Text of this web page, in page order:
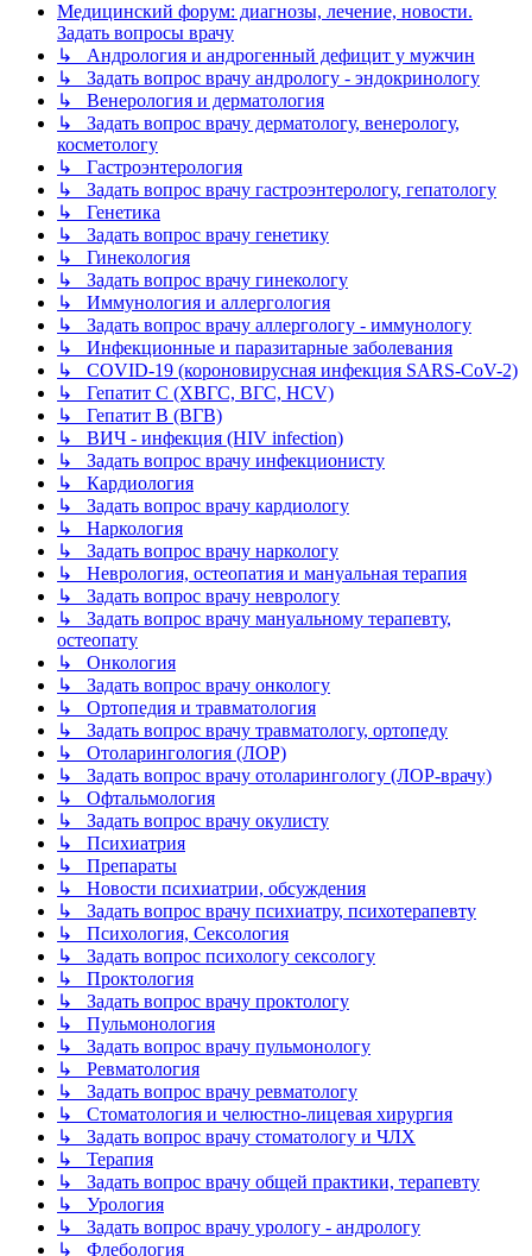
Медицинский форум: диагнозы, лечение, новости.
Задать вопросы врачу
↳ Андрология и андрогенный дефицит у мужчин
↳ Задать вопрос врачу андрологу - эндокринологу
↳ Венерология и дерматология
↳ Задать вопрос врачу дерматологу, венерологу,
косметологу
↳ Гастроэнтерология
↳ Задать вопрос врачу гастроэнтерологу, гепатологу
↳ Генетика
↳ Задать вопрос врачу генетику
↳ Гинекология
↳ Задать вопрос врачу гинекологу
↳ Иммунология и аллергология
↳ Задать вопрос врачу аллергологу - иммунологу
↳ Инфекционные и паразитарные заболевания
↳ COVID-19 (короновирусная инфекция SARS-CoV-2)
↳ Гепатит C (ХВГС, ВГС, HCV)
↳ Гепатит B (ВГВ)
↳ ВИЧ - инфекция (HIV infection)
↳ Задать вопрос врачу инфекционисту
↳ Кардиология
↳ Задать вопрос врачу кардиологу
↳ Наркология
↳ Задать вопрос врачу наркологу
↳ Неврология, остеопатия и мануальная терапия
↳ Задать вопрос врачу неврологу
↳ Задать вопрос врачу мануальному терапевту,
остеопату
↳ Онкология
↳ Задать вопрос врачу онкологу
↳ Ортопедия и травматология
↳ Задать вопрос врачу травматологу, ортопеду
↳ Отоларингология (ЛОР)
↳ Задать вопрос врачу отоларингологу (ЛОР-врачу)
↳ Офтальмология
↳ Задать вопрос врачу окулисту
↳ Психиатрия
↳ Препараты
↳ Новости психиатрии, обсуждения
↳ Задать вопрос врачу психиатру, психотерапевту
↳ Психология, Сексология
↳ Задать вопрос психологу сексологу
↳ Проктология
↳ Задать вопрос врачу проктологу
↳ Пульмонология
↳ Задать вопрос врачу пульмонологу
↳ Ревматология
↳ Задать вопрос врачу ревматологу
↳ Стоматология и челюстно-лицевая хирургия
↳ Задать вопрос врачу стоматологу и ЧЛХ
↳ Терапия
↳ Задать вопрос врачу общей практики, терапевту
↳ Урология
↳ Задать вопрос врачу урологу - андрологу
↳ Флебология